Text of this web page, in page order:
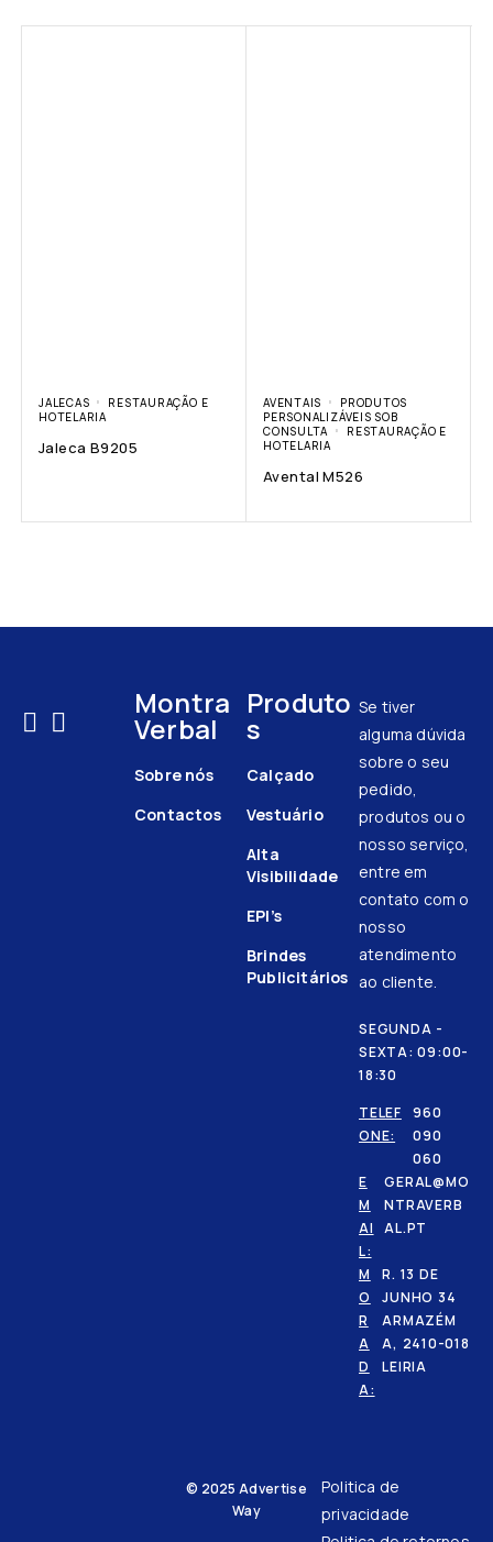
JALECAS
RESTAURAÇÃO E
HOTELARIA
Jaleca B9205
AVENTAIS
PRODUTOS
PERSONALIZÁVEIS SOB
CONSULTA
RESTAURAÇÃO E
HOTELARIA
Avental M526
Montra
Verbal
Sobre nós
Contactos
Produto
s
Calçado
Vestuário
Alta
Visibilidade
EPI’s
Brindes
Publicitários
Se tiver
alguma dúvida
sobre o seu
pedido,
produtos ou o
nosso serviço,
entre em
contato com o
nosso
atendimento
ao cliente.
SEGUNDA -
SEXTA: 09:00-
18:30
TELEF
ONE:
960
090
060
E
M
AI
L:
GERAL@MO
NTRAVERB
AL.PT
M
O
R
A
D
A:
R. 13 DE
JUNHO 34
ARMAZÉM
A, 2410-018
LEIRIA
Politica de
privacidade
© 2025Advertise
Way